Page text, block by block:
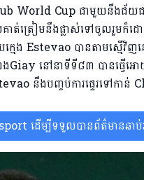
World Cup ជាមួយនឹងជ័
ៀមនឹងផ្លាស់ទៅចូលរួមក៏ដោយ។
ង Estevao បានតាមស្មើវិញ
នៅនាទីទី៨៣ បានធ្វើ
នឹងបញ្ចប់ការផ្ទេរទៅកាន់
ដើម្បីទទួលបានព័ត៌មានឆា